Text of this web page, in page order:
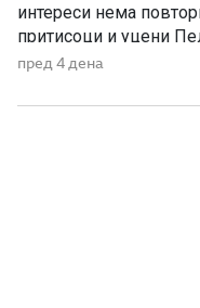
интереси нема
притисоци и уцени
политички говори.
државотворната
пред 4 дена